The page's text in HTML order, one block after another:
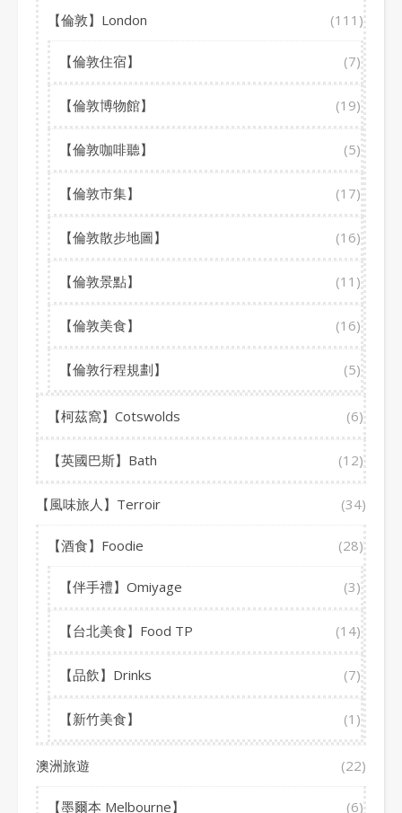
【倫敦】London (111)
【倫敦住宿】 (7)
【倫敦博物館】 (19)
【倫敦咖啡聽】 (5)
【倫敦市集】 (17)
【倫敦散步地圖】 (16)
【倫敦景點】 (11)
【倫敦美食】 (16)
【倫敦行程規劃】 (5)
【柯茲窩】Cotswolds (6)
【英國巴斯】Bath (12)
【風味旅人】Terroir (34)
【酒食】Foodie (28)
【伴手禮】Omiyage (3)
【台北美食】Food TP (14)
【品飲】Drinks (7)
【新竹美食】 (1)
澳洲旅遊 (22)
【墨爾本 Melbourne】 (6)